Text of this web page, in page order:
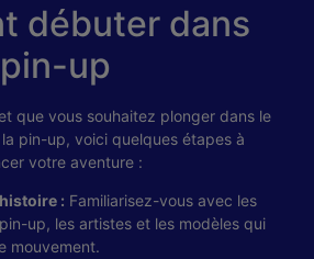
débuter dans
up
que vous souhaitez plonger dans le
pin-up, voici quelques étapes à
votre aventure :
: Familiarisez-vous avec les
up, les artistes et les modèles qui
mouvement.